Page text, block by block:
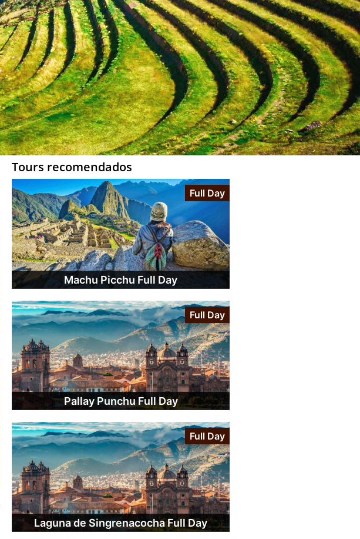
Tours recomendados
Machu Picchu Full Day
Full Day
Pallay Punchu Full Day
Full Day
Laguna de Singrenacocha Full Day
Full Day